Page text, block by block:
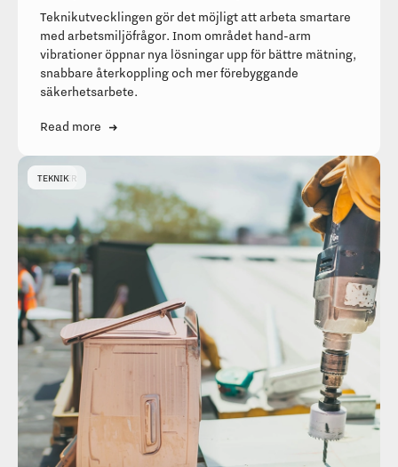
Teknikutvecklingen gör det möjligt att arbeta smartare
med arbetsmiljöfrågor. Inom området hand-arm
vibrationer öppnar nya lösningar upp för bättre mätning,
snabbare återkoppling och mer förebyggande
säkerhetsarbete.
Read more